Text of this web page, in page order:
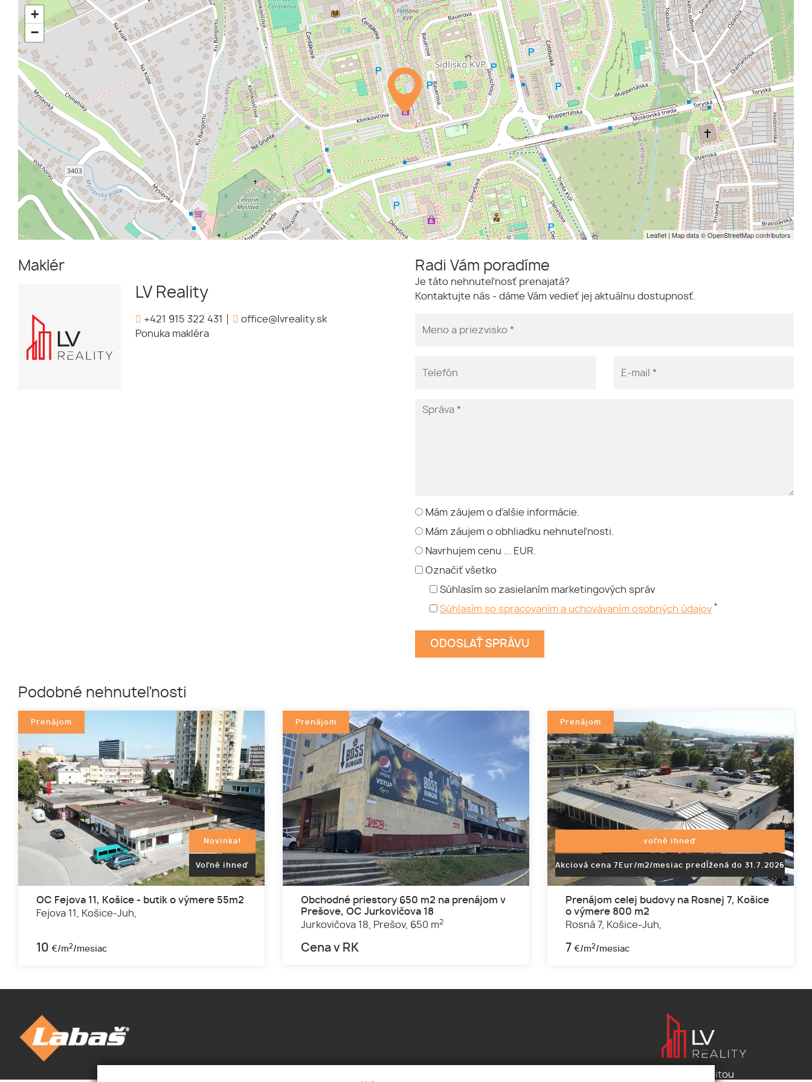
+
−
Leaflet | Map data ©OpenStreetMapcontributors
Maklér
LV Reality
+421 915 322 431
office@lvreality.sk
Ponuka makléra
Radi Vám poradíme
Je táto nehnuteľnosť prenajatá?
Kontaktujte nás - dáme Vám vedieť jej aktuálnu dostupnosť.
Mám záujem o ďalšie informácie.
Mám záujem o obhliadku nehnuteľnosti.
Navrhujem cenu ... EUR.
Označiť všetko
Súhlasím so zasielaním marketingových správ
Súhlasím so spracovaním a uchovávaním osobných údajov *
Podobné nehnuteľnosti
Prenájom
Novinka!
Voľné ihneď
OC Fejova 11, Košice - butik o výmere 55m2
Fejova 11,
Košice-Juh,
10 €/m2/mesiac
Prenájom
Obchodné priestory 650 m2 na prenájom v
Prešove, OC Jurkovičova 18
Jurkovičova 18,
Prešov, 650 m2
Cena v RK
Prenájom
voľné ihneď
Akciová cena 7Eur/m2/mesiac predĺžená do 31.7.2026
Prenájom celej budovy na Rosnej 7, Košice
o výmere 800 m2
Rosná 7, Košice-Juh,
7 €/m2/mesiac
Pod záštitou